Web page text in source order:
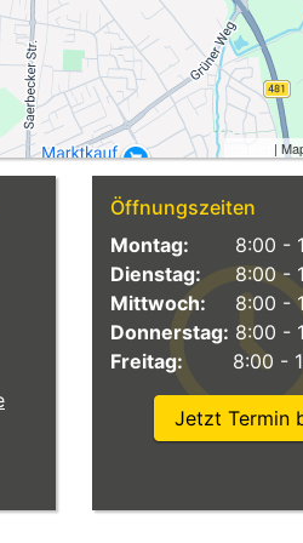
|
Öffnungszeiten
Montag:
8:00 -
Dienstag:
8:00 -
Mittwoch:
8:00 -
Donnerstag: 8:00 -
Freitag:
8:00 -
Jetzt Termin